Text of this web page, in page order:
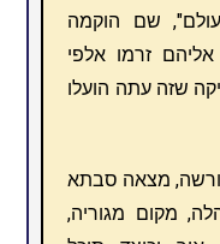
שם הוקמה
זרמו אלפי
שזה עתה הועלו
מצאה סבתא
מקום מגוריה,